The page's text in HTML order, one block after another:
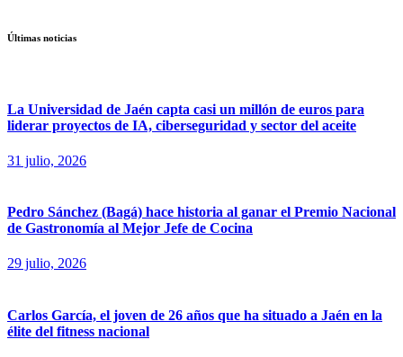
Últimas noticias
La Universidad de Jaén capta casi un millón de euros para
liderar proyectos de IA, ciberseguridad y sector del aceite
31 julio, 2026
Pedro Sánchez (Bagá) hace historia al ganar el Premio Nacional
de Gastronomía al Mejor Jefe de Cocina
29 julio, 2026
Carlos García, el joven de 26 años que ha situado a Jaén en la
élite del fitness nacional